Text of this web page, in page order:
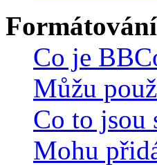
Co je
Můžu
Co to jsou
Mohu